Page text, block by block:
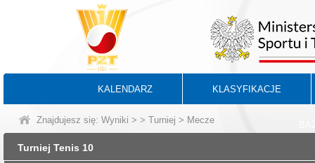
KALENDARZ KLASYFIKACJE
Znajdujesz się: Wyniki > > Turniej > Mecze
Turniej Tenis 10